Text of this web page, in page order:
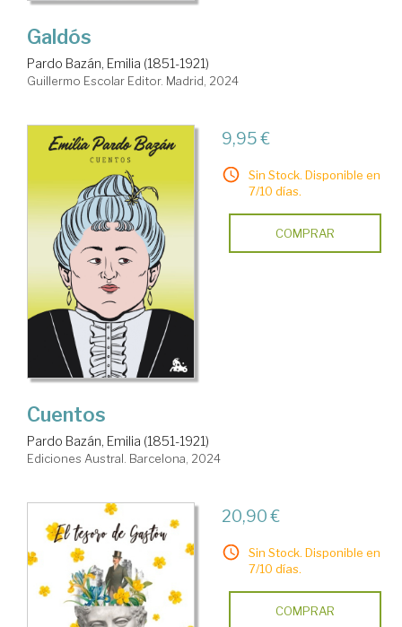
Galdós
Pardo Bazán, Emilia (1851-1921)
Guillermo Escolar Editor. Madrid, 2024
9,95 €
Sin Stock. Disponible en
7/10 días.
COMPRAR
Cuentos
Pardo Bazán, Emilia (1851-1921)
Ediciones Austral. Barcelona, 2024
20,90 €
Sin Stock. Disponible en
7/10 días.
COMPRAR